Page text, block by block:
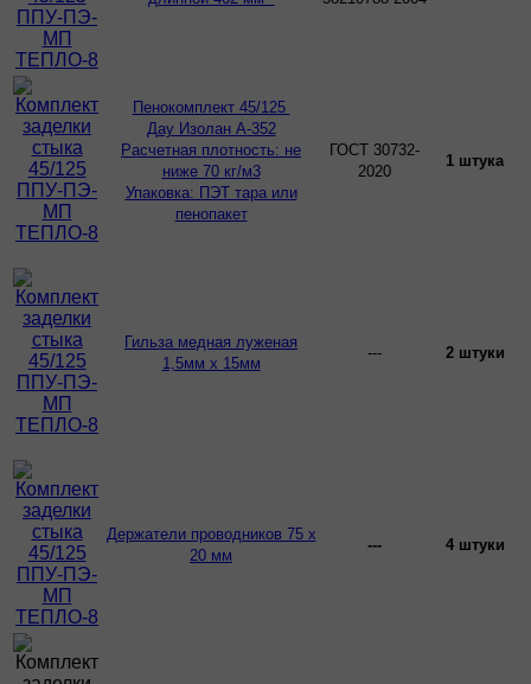
Пенокомплект 45/125
Дау Изолан А-352
Расчетная плотность: не
ниже 70 кг/м3
Упаковка: ПЭТ тара или
пенопакет
ГОСТ 30732-
2020
1 штука
Гильза медная луженая
1,5мм х 15мм
--- 2 штуки
Держатели проводников 75 х
20 мм
--- 4 штуки